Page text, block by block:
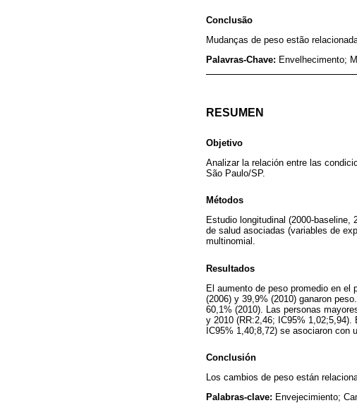
Conclusão
Mudanças de peso estão
Palavras-Chave: Envelhecimento;
RESUMEN
Objetivo
Analizar la relación entre las
São Paulo/SP.
Métodos
Estudio longitudinal (2000-
de salud asociadas (variables de
multinomial.
Resultados
El aumento de peso promedio en el
(2006) y 39,9% (2010) ganaron
60,1% (2010). Las personas
y 2010 (RR:2,46; IC95%
IC95% 1,40;8,72) se asociaron con
Conclusión
Los cambios de peso están
Palabras-clave: Envejecimiento;